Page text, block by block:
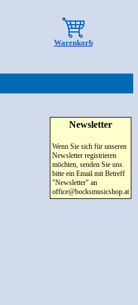
Warenkorb
Newsletter
Wenn Sie sich für unseren
Newsletter registrieren
möchten, senden Sie uns
bitte ein Email mit Betreff
"Newsletter" an
office@bocksmusicshop.at